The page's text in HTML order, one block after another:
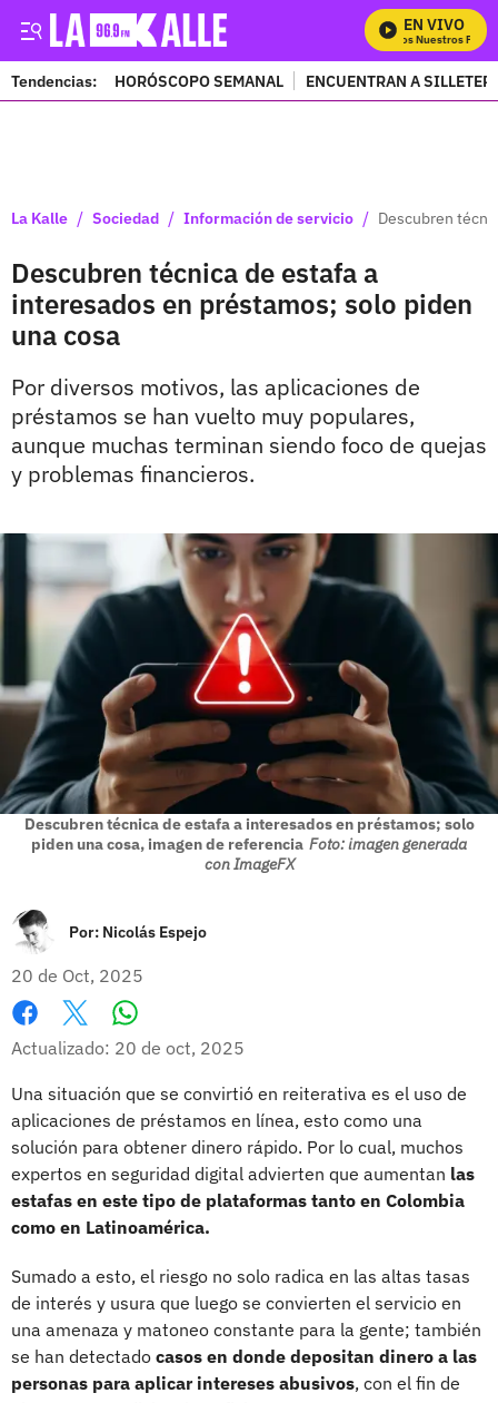
EN VIVO
Mira Todos Nuestros
Tendencias: HORÓSCOPO SEMANAL ENCUENTRAN A
La Kalle / Sociedad / Información de servicio / Descubren
Descubren técnica de estafa a
interesados en préstamos; solo piden
una cosa
Por diversos motivos, las aplicaciones de
préstamos se han vuelto muy populares,
aunque muchas terminan siendo foco de quejas
y problemas financieros.
Descubren técnica de estafa a interesados en préstamos; solo
piden una cosa, imagen de referencia Foto: imagen generada
con ImageFX
Por: Nicolás Espejo
20 de Oct, 2025
Facebook
X
Actualizado: 20 de oct, 2025
Una situación que se convirtió en reiterativa es el uso de
aplicaciones de préstamos en línea, esto como una
solución para obtener dinero rápido. Por lo cual, muchos
expertos en seguridad digital advierten que aumentan las
estafas en este tipo de plataformas tanto en Colombia
como en Latinoamérica.
Sumado a esto, el riesgo no solo radica en las altas tasas
de interés y usura que luego se convierten el servicio en
una amenaza y matoneo constante para la gente; también
se han detectado casos en donde depositan dinero a las
personas para aplicar intereses abusivos, con el fin de